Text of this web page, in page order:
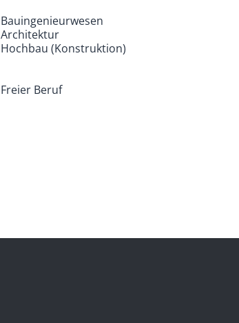
Bauingenieurwesen
Architektur
Hochbau (Konstruktion)
Freier Beruf